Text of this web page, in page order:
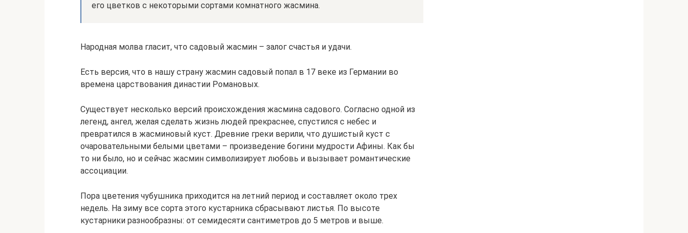
его цветков с некоторыми сортами комнатного жасмина.
Народная молва гласит, что садовый жасмин – залог счастья и удачи.
Есть версия, что в нашу страну жасмин садовый попал в 17 веке из Германии во
времена царствования династии Романовых.
Существует несколько версий происхождения жасмина садового. Согласно одной из
легенд, ангел, желая сделать жизнь людей прекраснее, спустился с небес и
превратился в жасминовый куст. Древние греки верили, что душистый куст с
очаровательными белыми цветами – произведение богини мудрости Афины. Как бы
то ни было, но и сейчас жасмин символизирует любовь и вызывает романтические
ассоциации.
Пора цветения чубушника приходится на летний период и составляет около трех
недель. На зиму все сорта этого кустарника сбрасывают листья. По высоте
кустарники разнообразны: от семидесяти сантиметров до 5 метров и выше.